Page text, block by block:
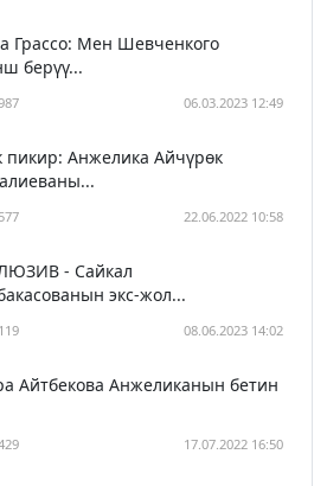
Грассо: Мен Шевченкого
берүү...
06.03.2023 12:49
пикир: Анжелика Айчүрөк
22.06.2022 10:58
- Сайкал
экс-жол...
08.06.2023 14:02
Айтбекова Анжеликанын бетин
17.07.2022 16:50